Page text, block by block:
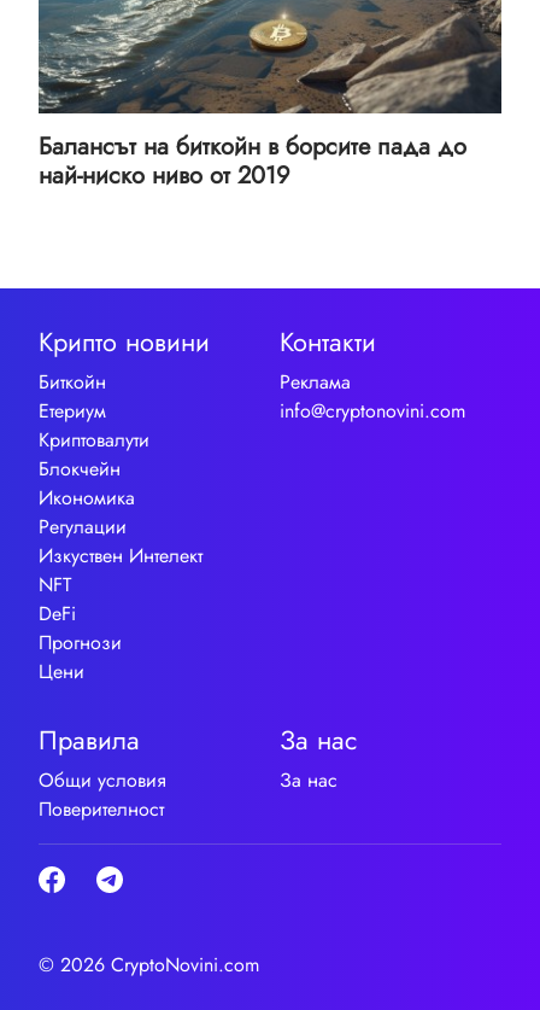
Балансът на биткойн в борсите пада до
най-ниско ниво от 2019
Крипто новини
Биткойн
Етериум
Криптовалути
Блокчейн
Икономика
Регулации
Изкуствен Интелект
NFT
DeFi
Прогнози
Цени
Контакти
Реклама
info@cryptonovini.com
Правила
Общи условия
Поверителност
За нас
За нас
© 2026 CryptoNovini.com